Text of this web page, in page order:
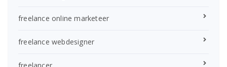
freelance online marketeer
freelance webdesigner